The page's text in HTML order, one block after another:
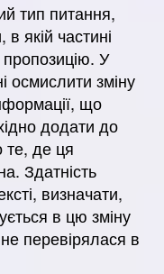
тип питання,
якій частині
У
осмислити зміну
що
додати до
те, де ця
Здатність
визначати,
в цю зміну
перевірялася в